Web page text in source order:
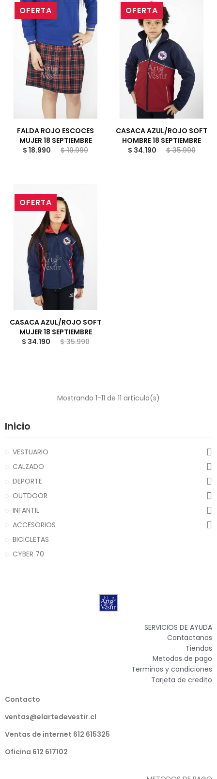
OFERTA
FALDA ROJO ESCOCES
MUJER 18 SEPTIEMBRE
$ 18.990
$ 19.990
OFERTA
CASACA AZUL/ROJO SOFT
HOMBRE 18 SEPTIEMBRE
$ 34.190
$ 35.990
OFERTA
CASACA AZUL/ROJO SOFT
MUJER 18 SEPTIEMBRE
$ 34.190
$ 35.990
Mostrando 1-11 de 11 artículo(s)
Inicio
VESTUARIO
CALZADO
DEPORTE
OUTDOOR
INFANTIL
ACCESORIOS
BICICLETAS
CYBER 70
SERVICIOS DE AYUDA
Contactanos
Tiendas
Metodos de pago
Terminos y condiciones
Tarjeta de credito
Contacto
ventas@elartedevestir.cl
Ventas de internet 612 615325
Oficina 612 617102